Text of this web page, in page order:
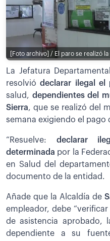
[Foto archivo] / El paro se realizó la
La Jefatura
resolviódeclarar ilegal el
salud, dependientes del
Sierra, que se realizó del
semana exigiendo el pago
“Resuelve: declarar
determinada por la
en Salud del
documento de la entidad.
Añade que la Alcaldía de
empleador, debe
de asistencia aprobado,
dependiente a su